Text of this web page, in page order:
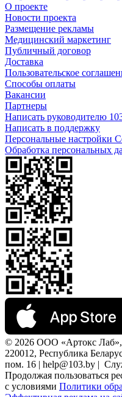
О проекте
Новости проекта
Размещение рекламы
Медицинский маркетинг
Публичный договор
Доставка
Пользовательское
Способы оплаты
Вакансии
Партнеры
Написать руководителю
Написать в поддержку
Персональные настройки
Обработка персональных
© 2026 ООО «Артокс
220012, Республика
пом. 16 | help@103.by |
Продолжая пользоваться
с условиями Политики